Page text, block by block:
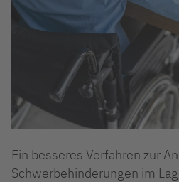
Ein besseres Verfahren zur
Schwerbehinderungen im